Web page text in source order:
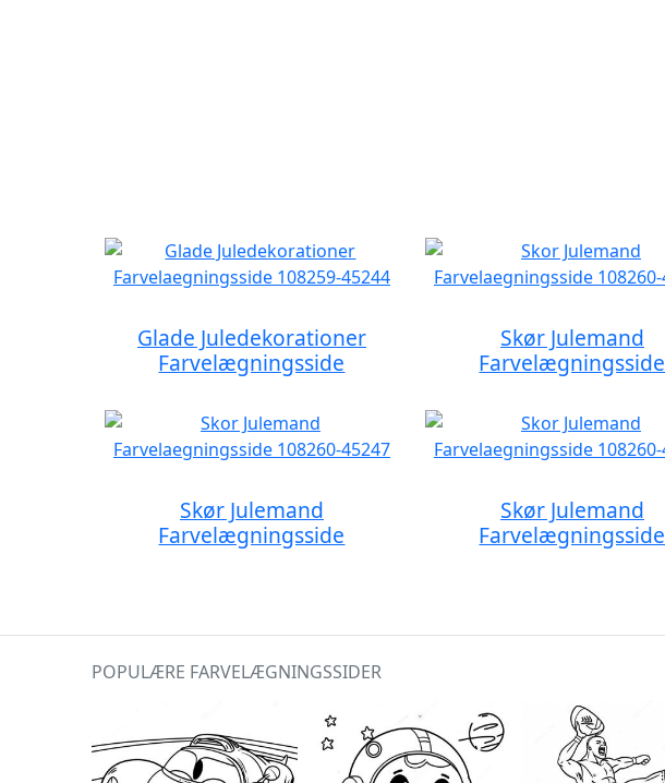
Glade Juledekorationer
Farvelægningsside
Skør Julemand
Farvelægningsside
Skør Julemand
Farvelægningsside
Skør Julemand
Farvelægningsside
POPULÆRE FARVELÆGNINGSSIDER